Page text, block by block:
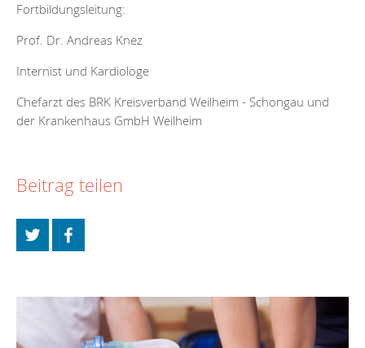
Fortbildungsleitung:
Prof. Dr. Andreas Knez
Internist und Kardiologe
Chefarzt des BRK Kreisverband Weilheim - Schongau und
der Krankenhaus GmbH Weilheim
Beitrag teilen